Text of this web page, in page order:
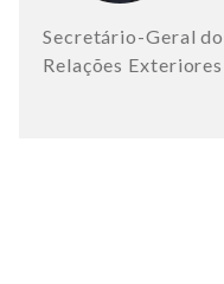
Secretário-Geral
Relações